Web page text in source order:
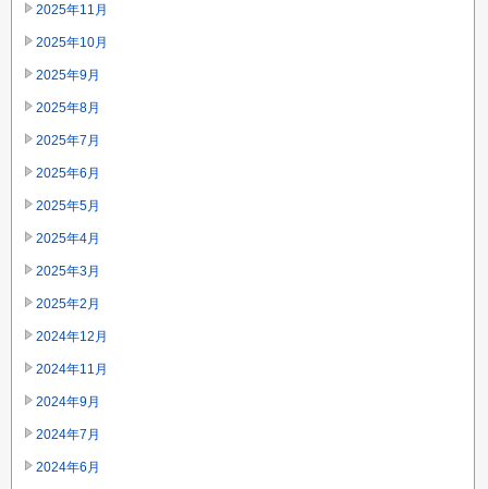
2025年11月
2025年10月
2025年9月
2025年8月
2025年7月
2025年6月
2025年5月
2025年4月
2025年3月
2025年2月
2024年12月
2024年11月
2024年9月
2024年7月
2024年6月